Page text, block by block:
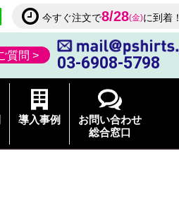
今すぐ注文で8/28(金)に到着！
03-6908-5798
質問 >
導入事例
お問い合わせ
総合窓口